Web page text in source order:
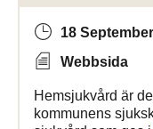
18
Webbsida
Hemsjukvård är
kommunens